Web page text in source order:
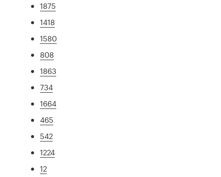
1875
1418
1580
808
1863
734
1664
465
542
1224
12